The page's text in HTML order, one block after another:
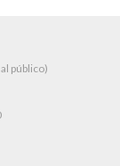
público)